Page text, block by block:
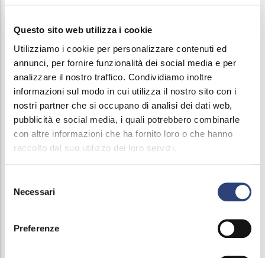
Questo sito web utilizza i cookie
Utilizziamo i cookie per personalizzare contenuti ed
annunci, per fornire funzionalità dei social media e per
analizzare il nostro traffico. Condividiamo inoltre
informazioni sul modo in cui utilizza il nostro sito con i
nostri partner che si occupano di analisi dei dati web,
pubblicità e social media, i quali potrebbero combinarle
con altre informazioni che ha fornito loro o che hanno
raccolto dal suo utilizzo dei loro servizi.
delNecessari
Preferenze
di detti soggetti).
I Suoi dati personali non saranno, invece, diffusi a
Con riferimento ai Suoi dati personali a loro
comunicati, i soggetti appartenenti alle categorie
sopra riportate potranno operare, a seconda dei
casi, in qualità di responsabili del trattamento (e in
comunicati soltanto con il Suo consenso espresso,
obbligatoria o necessaria oppure per il